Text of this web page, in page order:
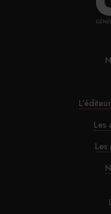
Les
Les